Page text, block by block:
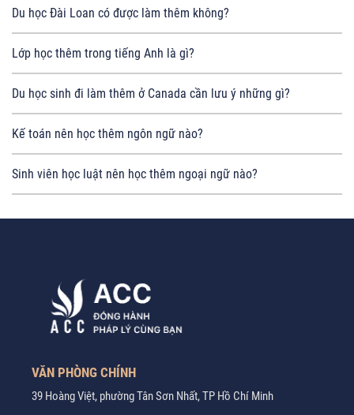
Du học Đài Loan có được làm thêm không?
Lớp học thêm trong tiếng Anh là gì?
Du học sinh đi làm thêm ở Canada cần lưu ý những gì?
Kế toán nên học thêm ngôn ngữ nào?
Sinh viên học luật nên học thêm ngoại ngữ nào?
VĂN PHÒNG CHÍNH
39 Hoàng Việt, phường Tân Sơn Nhất, TP Hồ Chí Minh